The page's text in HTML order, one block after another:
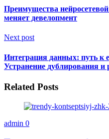
Преимущества
меняет девелопмент
Next post
Интеграция данных: путь к
Устранение дублирования и
Related Posts
admin 0